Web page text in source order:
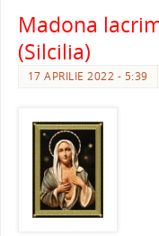
Madona
(Silcilia)
17 APRILIE 2022 - 5:39